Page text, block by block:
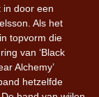
in door een
Als het
topvorm die
van ‘Black
Alchemy’
hetzelfde